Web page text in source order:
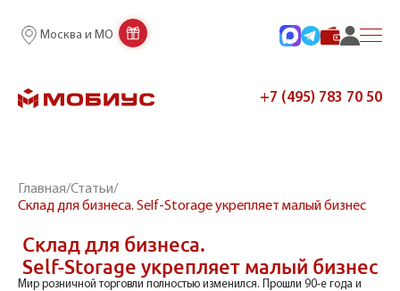
Москва и МО
+7 (495) 783 70 50
Главная/Статьи/
Склад для бизнеса. Self-Storage укрепляет малый бизнес
Склад для бизнеса.
Self-Storage укрепляет малый бизнес
Мир розничной торговли полностью изменился. Прошли 90-е года и